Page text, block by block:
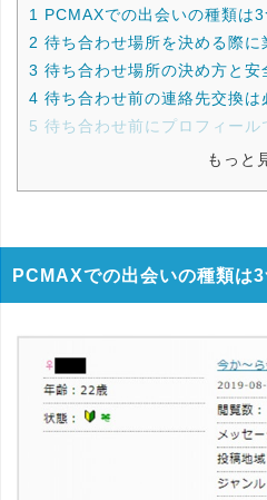
1
PCMAXでの出会いの種類は3
2 待ち合わせ場所を決める際に
3 待ち合わせ場所の決め方と安
4 待ち合わせ前の連絡先交換
5 待ち合わせ前にプロフィール
もっと
PCMAXでの出会いの種類は3